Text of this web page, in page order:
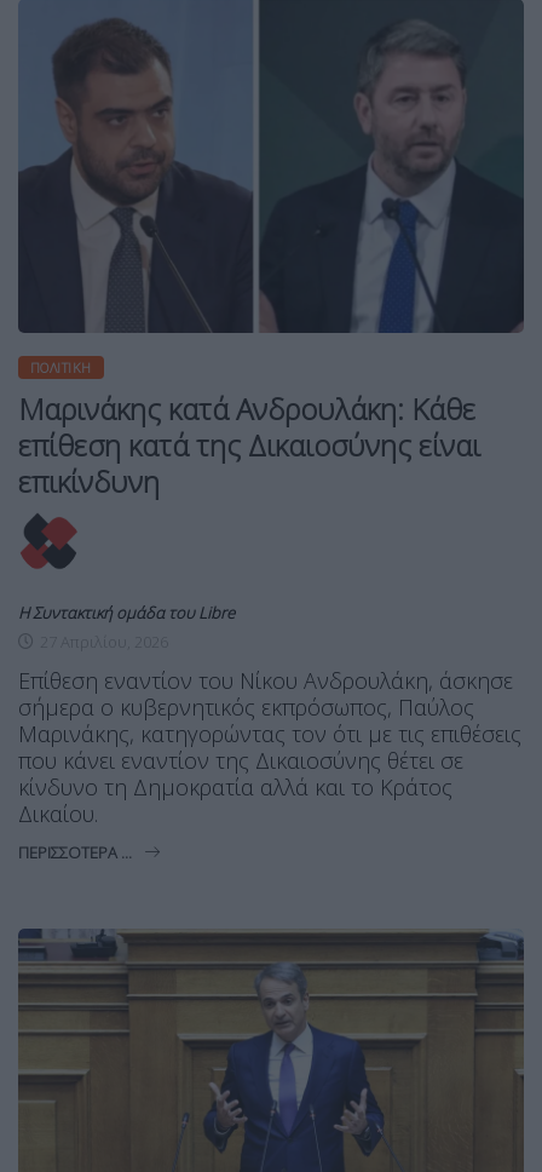
ΠΟΛΙΤΙΚΉ
Μαρινάκης κατά Ανδρουλάκη: Κάθε
επίθεση κατά της Δικαιοσύνης είναι
επικίνδυνη
Η Συντακτική ομάδα του Libre
Επίθεση εναντίον του Νίκου Ανδρουλάκη, άσκησε
σήμερα ο κυβερνητικός εκπρόσωπος, Παύλος
Μαρινάκης, κατηγορώντας τον ότι με τις επιθέσεις
που κάνει εναντίον της Δικαιοσύνης θέτει σε
κίνδυνο τη Δημοκρατία αλλά και το Κράτος
Δικαίου.
ΠΕΡΙΣΣΌΤΕΡΑ ...